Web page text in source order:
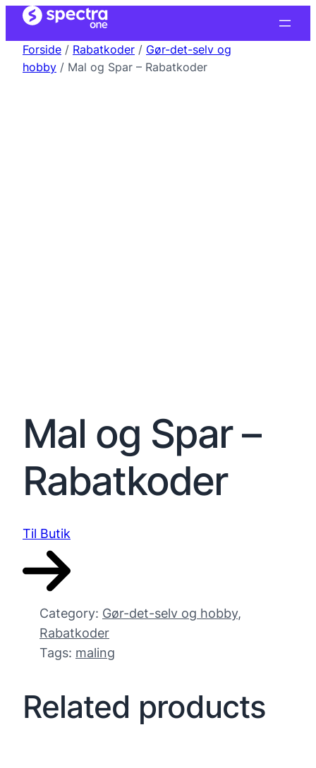
Forside / Rabatkoder / Gør-det-selv og
hobby / Mal og Spar – Rabatkoder
Mal og Spar –
Rabatkoder
Til Butik
Category: Gør-det-selv og hobby
Rabatkoder
Tags: maling
Related products